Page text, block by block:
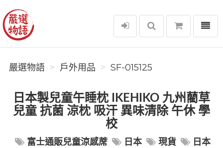
嚴選物語
選單
嚴選物語 戶外用品 SF-015125
日本製兒童午睡枕 IKEHIKO 九州藺草
兒童 抗菌 涼枕 吸汗 異味清除 午休 學
校
富士通販兒童涼感蓆 日本 現貨
日本